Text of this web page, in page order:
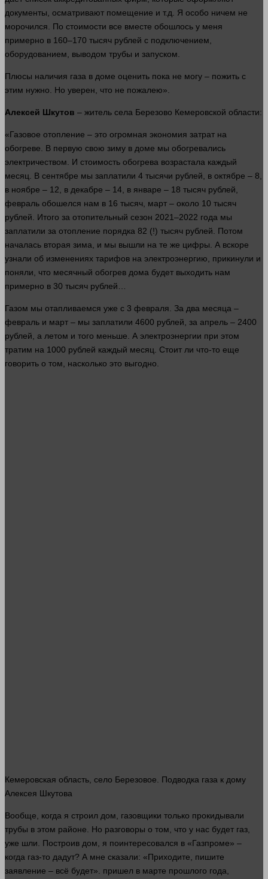
документы, осматривают помещение и т.д. Я особо ничем не
морочился. По стоимости все вместе обошлось у меня
примерно в 160–170 тысяч рублей с подключением,
оборудованием, выводом трубы и запуском.
Плюсы наличия газа в доме оценить пока не могу – пожить с
этим нужно . Но уверен, что не пожалею».
Алексей Шкутов – житель села Березово Кемеровской области:
«Газовое отопление – это огромная экономия затрат на
обогреве. В первую свою зиму в доме мы обогревались
электричеством. И стоимость обогрева возрастала каждый
месяц. В сентябре мы заплатили 4 тысячи рублей , в октябре – 8,
в ноябре – 12, в декабре – 14, в январе – 18 тысяч рублей
февраль обошелся нам в 16 тысяч, март – около 10 тысяч
рублей . Итого за отопительный сезон 2021–2022 года мы
заплатили за отопление порядка 82 (!) тысяч рублей . Потом
началась вторая зима, и мы вышли на те же цифры. А вскоре
узнали об изменениях тарифов на электроэнергию, прикинули и
поняли, что месячный обогрев дома будет выходить нам
примерно в 30 тысяч рублей
Газом мы отапливаемся уже с 3 февраля. За два месяца –
февраль и март – мы заплатили 4600 рублей , за апрель – 2400
рублей , а летом и того меньше. А электроэнергии при этом
тратим на 1000 рублей каждый месяц. Стоит ли что-то еще
говорить о том, насколько это выгодно.
Кемеровская область, село Березовое. Подводка газа к дому
Алексея Шкутова
Вообще, когда я строил дом , газовщики только прокидывали
трубы в этом районе. Но разговоры о том, что у нас будет газ,
уже шли. Построив дом , я поинтересовался в «Газпроме» –
когда газ-то дадут? А мне сказали: «Приходите, пишите
заявление – всё будет». пришел в марте прошлого года